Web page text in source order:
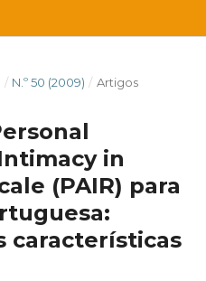
/ N.º 50 (2009) / Artigos
in
(PAIR) para
características